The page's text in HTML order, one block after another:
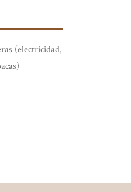
(electricidad,